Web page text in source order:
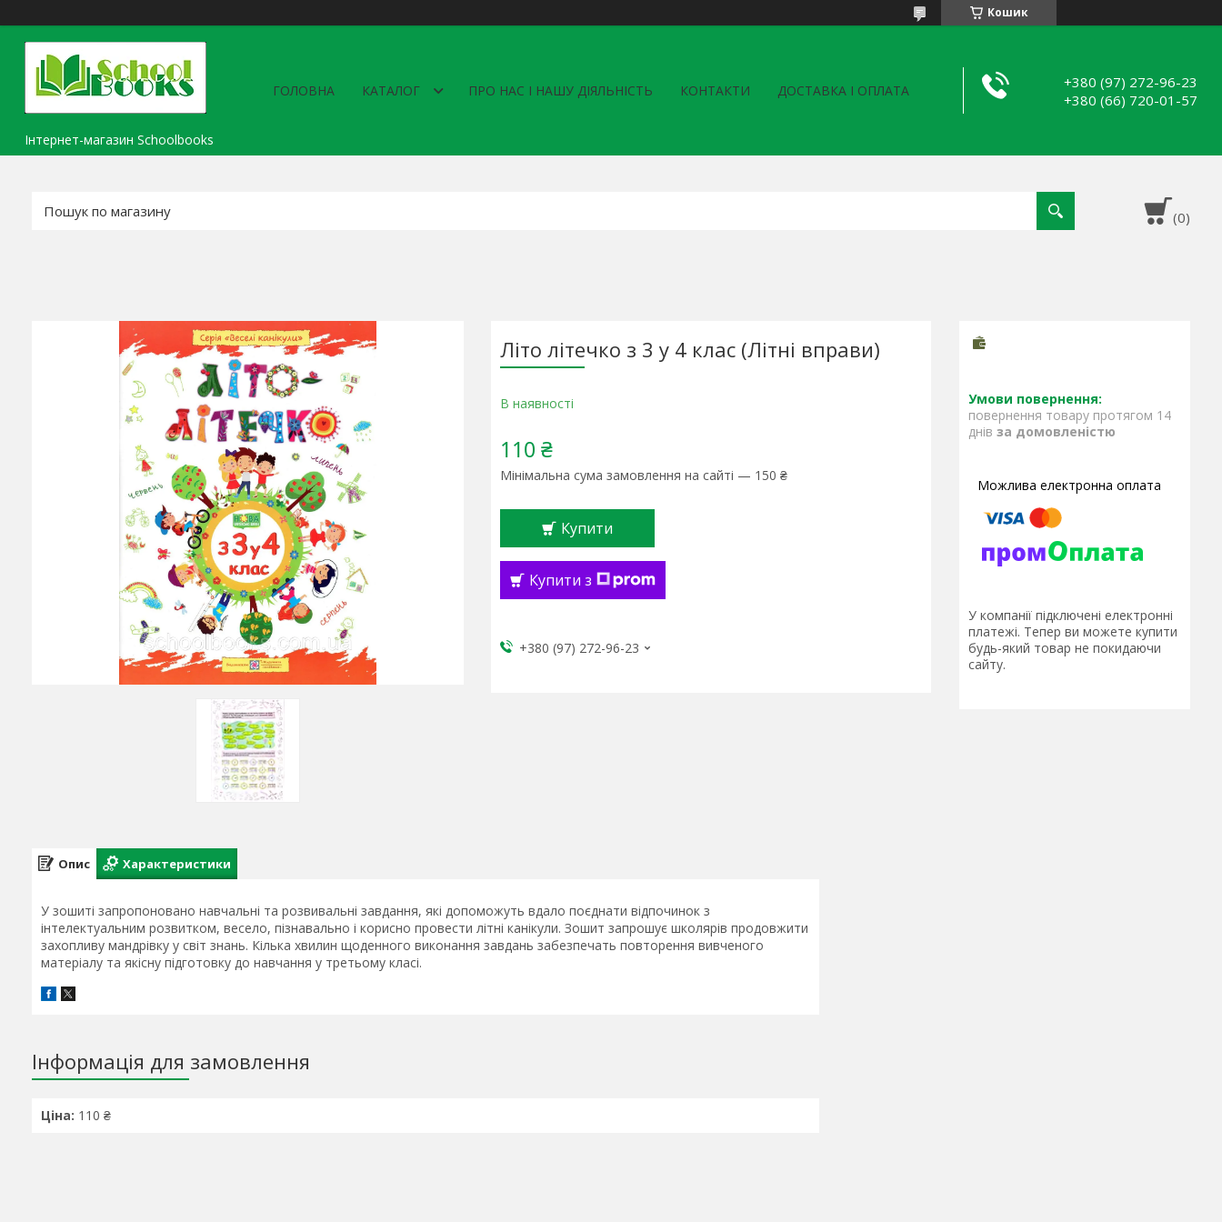
Кошик
Інтернет-магазин Schoolbooks
ГОЛОВНА КАТАЛОГ ПРО НАС І НАШУ ДІЯЛЬНІСТЬ КОНТАКТИ ДОСТАВКА І ОПЛАТА
+380 (97) 272-96-23
+380 (66) 720-01-57
Літо літечко з 3 у 4 клас (Літні вправи)
В наявності
110 ₴
Мінімальна сума замовлення на сайті — 150 ₴
Купити
Купити з
+380 (97) 272-96-23
повернення товару протягом 14
днів за домовленістю
У компанії підключені електронні
платежі. Тепер ви можете купити
будь-який товар не покидаючи
сайту.
Опис Характеристики
У зошиті запропоновано навчальні та розвивальні завдання, які допоможуть вдало поєднати відпочинок з
інтелектуальним розвитком, весело, пізнавально і корисно провести літні канікули. Зошит запрошує школярів продовжити
захопливу мандрівку у світ знань. Кілька хвилин щоденного виконання завдань забезпечать повторення вивченого
матеріалу та якісну підготовку до навчання у третьому класі.
Інформація для замовлення
Ціна: 110 ₴